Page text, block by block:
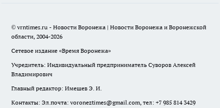
© vrntimes.ru - Новости Воронежа | Новости Воронежа и Воронежской
области, 2004-2026
Сетевое издание «Время Воронежа»
Учредитель: Индивидуальный предприниматель Суворов Алексей
Владимирович
Главный редактор: Имешев Э. И.
Контакты: Эл.почта: voroneztimes@gmail.com, тел: +7 985 814 3429